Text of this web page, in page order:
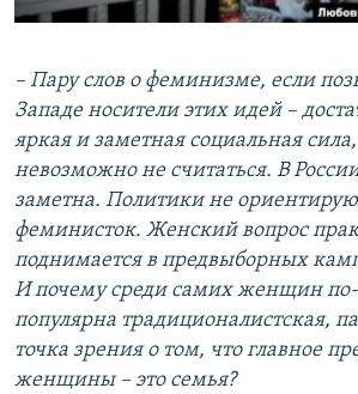
– Пару слов о феминизме, если
Западе носители этих идей –
яркая и заметная социальная
невозможно не считаться. В
заметна. Политики не
феминисток. Женский вопрос
поднимается в предвыборных
И почему среди самих женщин
популярна традиционалистская,
точка зрения о том, что главное
женщины – это семья?